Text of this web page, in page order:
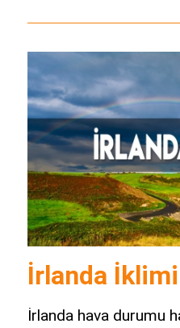
İrlanda İklimi
İrlanda hava durumu